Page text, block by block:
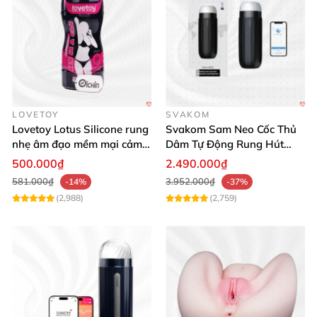
LOVETOY
Lovetoy Lotus Silicone rung
nhẹ âm đạo mềm mại cảm
giác thật
500.000₫
581.000₫
-14%
(2,988)
SVAKOM
Svakom Sam Neo Cốc Thủ
Dâm Tự Động Rung Hút
App Điều Khiển Xa
2.490.000₫
3.952.000₫
-37%
(2,759)